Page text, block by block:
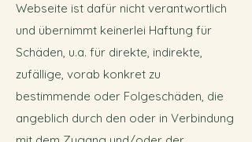
Webseite ist dafür nicht verantwortlich
und übernimmt keinerlei Haftung für
Schäden, u.a. für direkte, indirekte,
zufällige, vorab konkret zu
bestimmende oder Folgeschäden, die
angeblich durch den oder in Verbindung